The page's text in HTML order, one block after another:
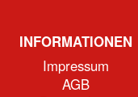
INFORMATIONEN
Impressum
AGB